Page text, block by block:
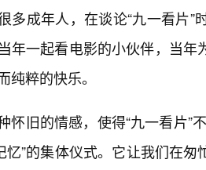
多成年人，在谈论“九一看片
年一起看电影的小伙伴，当
纯粹的快乐。
怀旧的情感，使得“九一看片”
忆”的集体仪式。它让我们在